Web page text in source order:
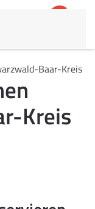
Baar-Kreis
Kreis